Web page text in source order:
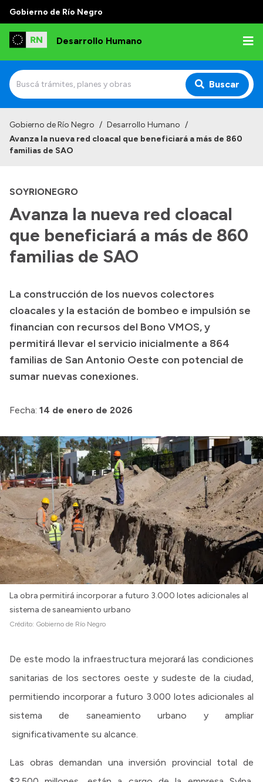
Gobierno de Río Negro
Desarrollo Humano
Buscar
Institucional
Autoridades
Delegaciones
Normativa
Presupuesto
Boletín Oficial
Compras y licitaciones
Consulta de expedientes
Consulta de pago a proveedores
Login
Gobierno de Río Negro / Desarrollo Humano /
Avanza la nueva red cloacal que beneficiará a más de 860
familias de SAO
SOYRIONEGRO
Avanza la nueva red cloacal
que beneficiará a más de 860
familias de SAO
La construcción de los nuevos colectores
cloacales y la estación de bombeo e impulsión se
financian con recursos del Bono VMOS, y
permitirá llevar el servicio inicialmente a 864
familias de San Antonio Oeste con potencial de
sumar nuevas conexiones.
Fecha: 14 de enero de 2026
La obra permitirá incorporar a futuro 3.000 lotes adicionales al
sistema de saneamiento urbano
Crédito: Gobierno de Río Negro
De este modo la infraestructura mejorará las condiciones
sanitarias de los sectores oeste y sudeste de la ciudad,
permitiendo incorporar a futuro 3.000 lotes adicionales al
sistema de saneamiento urbano y ampliar
significativamente su alcance.
Las obras demandan una inversión provincial total de